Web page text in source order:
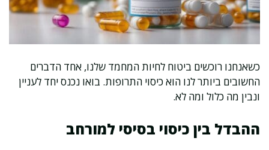
כשאנחנו רוכשים ביטוח לחיות המחמד שלנו, אחד הדברים
החשובים ביותר לנו הוא כיסוי התרופות. בואו נכנס יחד לעניין
ונבין מה כלול ומה לא.
ההבדל בין כיסוי בסיסי למורחב